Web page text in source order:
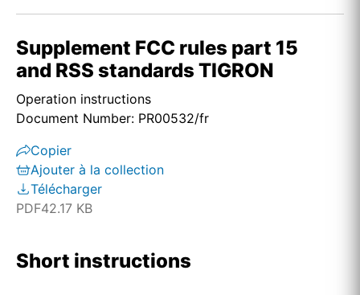
Supplement FCC rules part 15
and RSS standards TIGRON
Operation instructions
Document Number: PR00532/fr
Copier
Ajouter à la collection
Télécharger
PDF42.17 KB
Short instructions